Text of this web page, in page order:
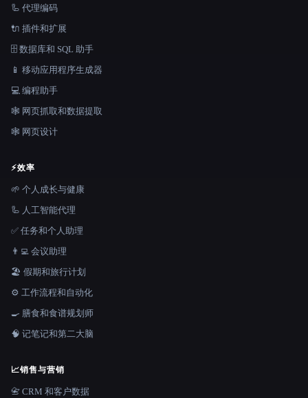
🦾 代理编码
🔌 插件和扩展
🗄️ 数据库和 SQL 助手
📱 移动应用程序生成器
💻 编程助手
🕸️ 网页抓取和数据提取
🕸 网页设计
⚡效率
🌱 个人成长与健康
🦾 人工智能代理
✅ 任务和个人助理
👨‍💻 会议助理
🏖 假期和旅行计划
⚙️ 工作流程和自动化
🍳 膳食和食谱规划师
🧠 记笔记和第二大脑
📈销售与营销
📇 CRM 和客户数据